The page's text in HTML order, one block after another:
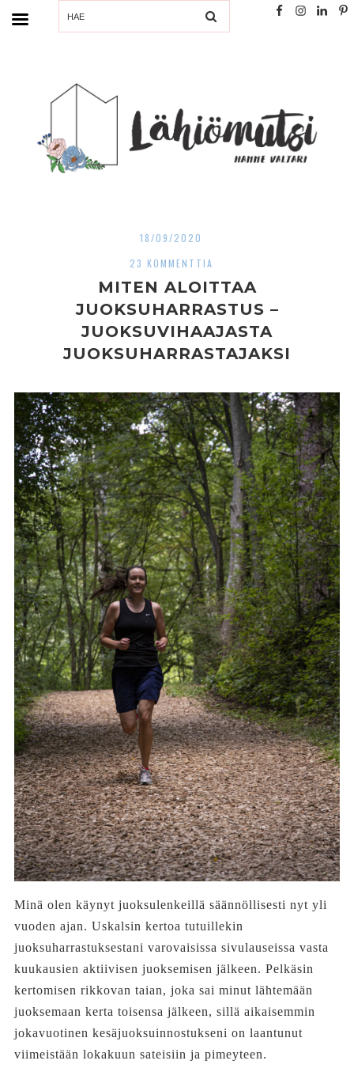
SEARCH
18/09/2020
23 KOMMENTTIA
MITEN ALOITTAA
JUOKSUHARRASTUS –
JUOKSUVIHAAJASTA
JUOKSUHARRASTAJAKSI
Minä olen käynyt juoksulenkeillä säännöllisesti nyt yli
vuoden ajan. Uskalsin kertoa tutuillekin
juoksuharrastuksestani varovaisissa sivulauseissa vasta
kuukausien aktiivisen juoksemisen jälkeen. Pelkäsin
kertomisen rikkovan taian, joka sai minut lähtemään
juoksemaan kerta toisensa jälkeen, sillä aikaisemmin
jokavuotinen kesäjuoksuinnostukseni on laantunut
viimeistään lokakuun sateisiin ja pimeyteen.